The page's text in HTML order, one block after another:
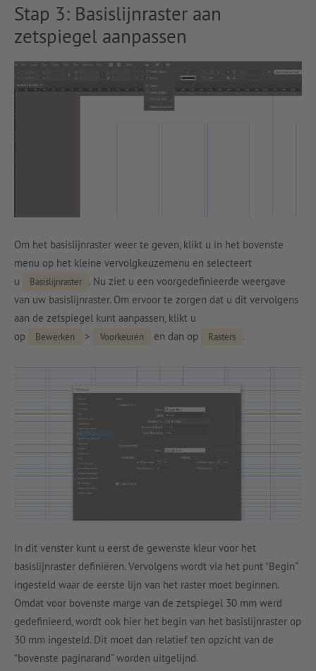
Stap 3: Basislijnraster aan
zetspiegel aanpassen
Om het basislijnraster weer te geven, klikt u in het bovenste
menu op het kleine vervolgkeuzemenu en selecteert
u
Basislijnraster
. Nu ziet u een voorgedefinieerde weergave
van uw basislijnraster. Om ervoor te zorgen dat u dit vervolgens
aan de zetspiegel kunt aanpassen, klikt u
op
Bewerken > Voorkeuren en dan op Rasters .
In dit venster kunt u eerst de gewenste kleur voor het
basislijnraster definiëren. Vervolgens wordt via het punt “Begin”
ingesteld waar de eerste lijn van het raster moet beginnen.
Omdat voor bovenste marge van de zetspiegel 30 mm werd
gedefinieerd, wordt ook hier het begin van het basislijnraster op
30 mm ingesteld. Dit moet dan relatief ten opzicht van de
“bovenste paginarand” worden uitgelijnd.